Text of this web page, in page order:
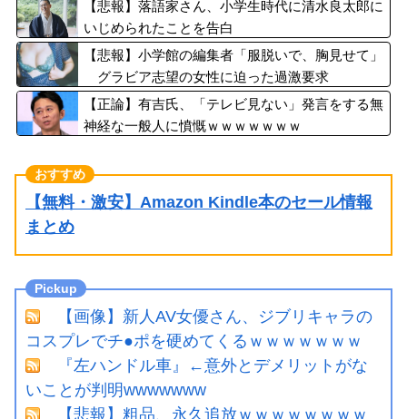
【悲報】落語家さん、小学生時代に清水良太郎に
いじめられたことを告白
【悲報】小学館の編集者「服脱いで、胸見せて」
グラビア志望の女性に迫った過激要求
【正論】有吉氏、「テレビ見ない」発言をする無
神経な一般人に憤慨ｗｗｗｗｗｗｗ
【無料・激安】Amazon Kindle本のセール情報
まとめ
【画像】新人AV女優さん、ジブリキャラの
コスプレでチ●ポを硬めてくるｗｗｗｗｗｗｗ
『左ハンドル車』←意外とデメリットがな
いことが判明wwwwwww
【悲報】粗品、永久追放ｗｗｗｗｗｗｗｗ